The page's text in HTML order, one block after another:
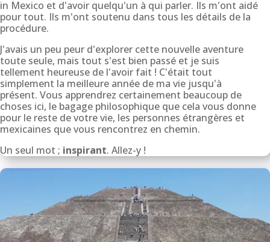
in Mexico et d'avoir quelqu'un à qui parler. Ils m'ont aidé
pour tout. Ils m'ont soutenu dans tous les détails de la
procédure.
J'avais un peu peur d'explorer cette nouvelle aventure
toute seule, mais tout s'est bien passé et je suis
tellement heureuse de l'avoir fait ! C'était tout
simplement la meilleure année de ma vie jusqu'à
présent. Vous apprendrez certainement beaucoup de
choses ici, le bagage philosophique que cela vous donne
pour le reste de votre vie, les personnes étrangères et
mexicaines que vous rencontrez en chemin.
Un seul mot ; inspirant. Allez-y !